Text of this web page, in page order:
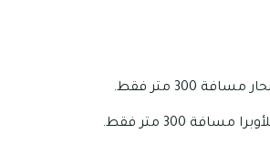
300 متر فقط.
300 متر فقط.